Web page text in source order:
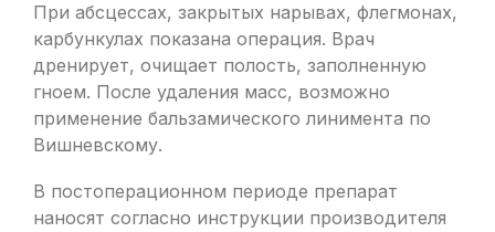
При абсцессах, закрытых нарывах, флегмонах,
карбункулах показана операция. Врач
дренирует, очищает полость, заполненную
гноем. После удаления масс, возможно
применение бальзамического линимента по
Вишневскому.
В постоперационном периоде препарат
наносят согласно инструкции производителя